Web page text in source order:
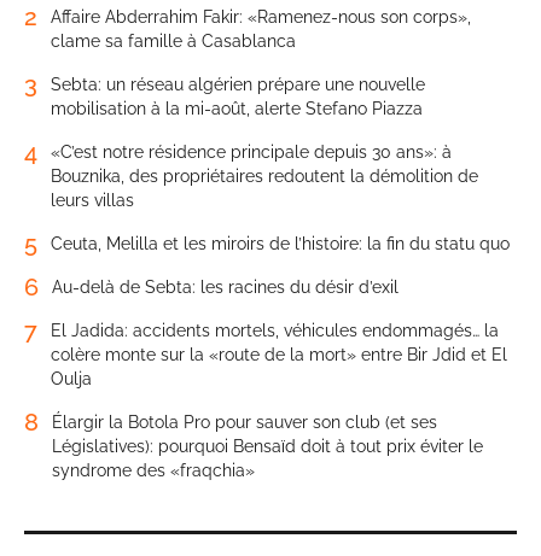
2
Affaire Abderrahim Fakir: «Ramenez-nous son corps»,
clame sa famille à Casablanca
3
Sebta: un réseau algérien prépare une nouvelle
mobilisation à la mi-août, alerte Stefano Piazza
4
«C’est notre résidence principale depuis 30 ans»: à
Bouznika, des propriétaires redoutent la démolition de
leurs villas
5 Ceuta, Melilla et les miroirs de l’histoire: la fin du statu quo
6 Au-delà de Sebta: les racines du désir d’exil
7
El Jadida: accidents mortels, véhicules endommagés… la
colère monte sur la «route de la mort» entre Bir Jdid et El
Oulja
8
Élargir la Botola Pro pour sauver son club (et ses
Législatives): pourquoi Bensaïd doit à tout prix éviter le
syndrome des «fraqchia»